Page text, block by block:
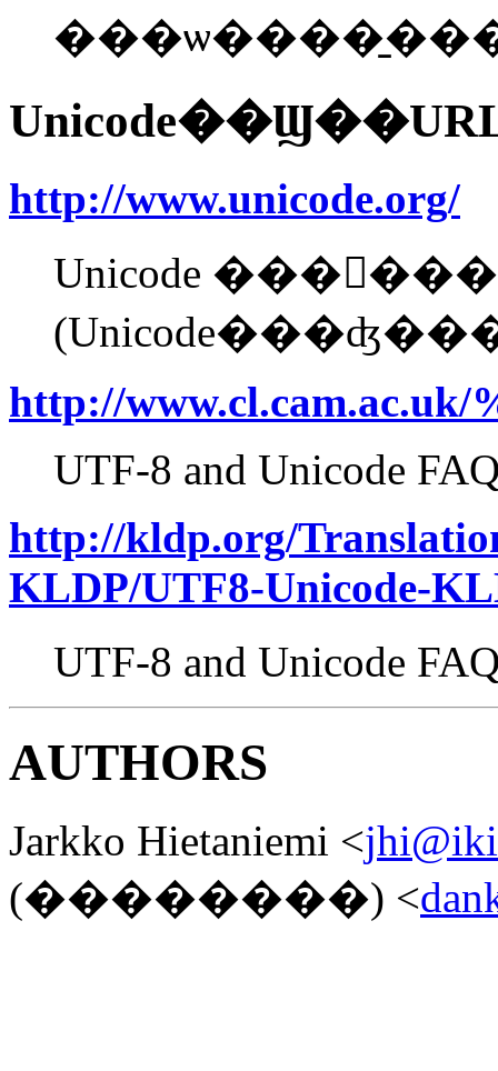
http://www.unicode.org/
Unicode
http://www.cl.cam.ac.uk/
UTF-8 and Unicode
http://kldp.org/
KLDP/UTF8-Unicode-
UTF-8 and Unicode
AUTHORS
Jarkko Hietaniemi <
(��������) <